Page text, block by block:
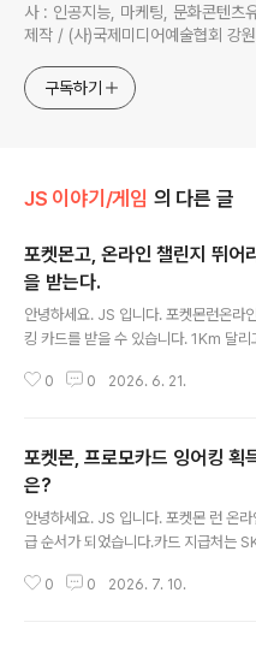
사 : 인공지능, 마케팅, 문화콘텐츠
제작 / (사)국제미디어예술협회 강
구독하기
JS 이야기/게임 의 다른 글
포켓몬고, 온라인 챌린지 뛰어
을 받는다.
안녕하세요. JS 입니다. 포켓몬런온라
킹 카드를 받을 수 있습니다. 1Km 달리
린지 도전하기 하시면 쉽게 진행이 가능
증서 도착가장 중요한 챌린지 인증서 확
성공 후 리워드 응모를 진행해야 합니다.
저 코드 확인 후 응모 완료!오류 없이 완
잉어킹 카드를 수령하면 인증 포스팅 하
0 0 2026. 6. 21.
포켓몬, 프로모카드 잉어킹 획
은?
안녕하세요. JS 입니다. 포켓몬 런 온
급 순서가 되었습니다.카드 지급처는
리가 됩니다.모든게 다 전산처리 되고
0 0 2026. 7. 10.